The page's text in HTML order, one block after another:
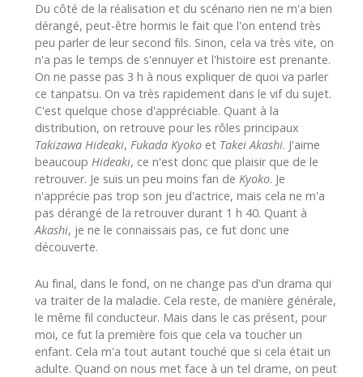
Du côté de la réalisation et du scénario rien ne m'a bien
dérangé, peut-être hormis le fait que l'on entend très
peu parler de leur second fils. Sinon, cela va très vite, on
n'a pas le temps de s'ennuyer et l'histoire est prenante.
On ne passe pas 3 h à nous expliquer de quoi va parler
ce tanpatsu. On va très rapidement dans le vif du sujet.
C'est quelque chose d'appréciable. Quant à la
distribution, on retrouve pour les rôles principaux
Takizawa Hideaki, Fukada Kyoko et Takei Akashi. J'aime
beaucoup Hideaki, ce n'est donc que plaisir que de le
retrouver. Je suis un peu moins fan de Kyoko. Je
n'apprécie pas trop son jeu d'actrice, mais cela ne m'a
pas dérangé de la retrouver durant 1 h 40. Quant à
Akashi, je ne le connaissais pas, ce fut donc une
découverte.
Au final, dans le fond, on ne change pas d'un drama qui
va traiter de la maladie. Cela reste, de manière générale,
le même fil conducteur. Mais dans le cas présent, pour
moi, ce fut la première fois que cela va toucher un
enfant. Cela m'a tout autant touché que si cela était un
adulte. Quand on nous met face à un tel drame, on peut